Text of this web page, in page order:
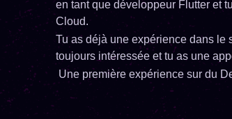
en tant que développeur Flutter et
Cloud.
Tu as déjà une expérience dans le
toujours intéressée et tu as une
Une première expérience sur du